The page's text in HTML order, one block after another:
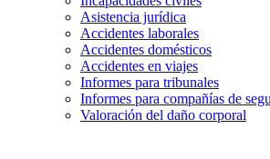
Asistencia jurídica
Accidentes laborales
Accidentes domésticos
Accidentes en viajes
Informes para tribunales
Informes para compañías de
Valoración del daño corporal